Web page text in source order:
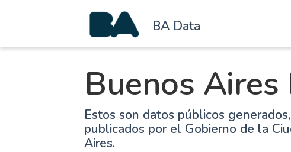
BA Data
Buenos Aires
Estos son datos públicos
publicados por el Gobierno de la
Aires.